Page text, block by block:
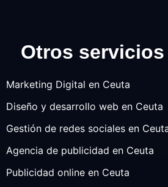
Otros servicios
Marketing Digital en Ceuta
Diseño y desarrollo web en Ceuta
Gestión de redes sociales en
Agencia de publicidad en Ceuta
Publicidad online en Ceuta